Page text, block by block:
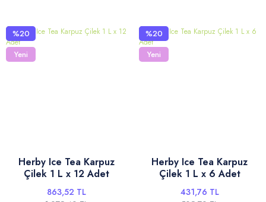
%20
Yeni
Herby Ice Tea Karpuz
Çilek 1 L x 12 Adet
863,52 TL
%20
Yeni
Herby Ice Tea Karpuz
Çilek 1 L x 6 Adet
431,76 TL